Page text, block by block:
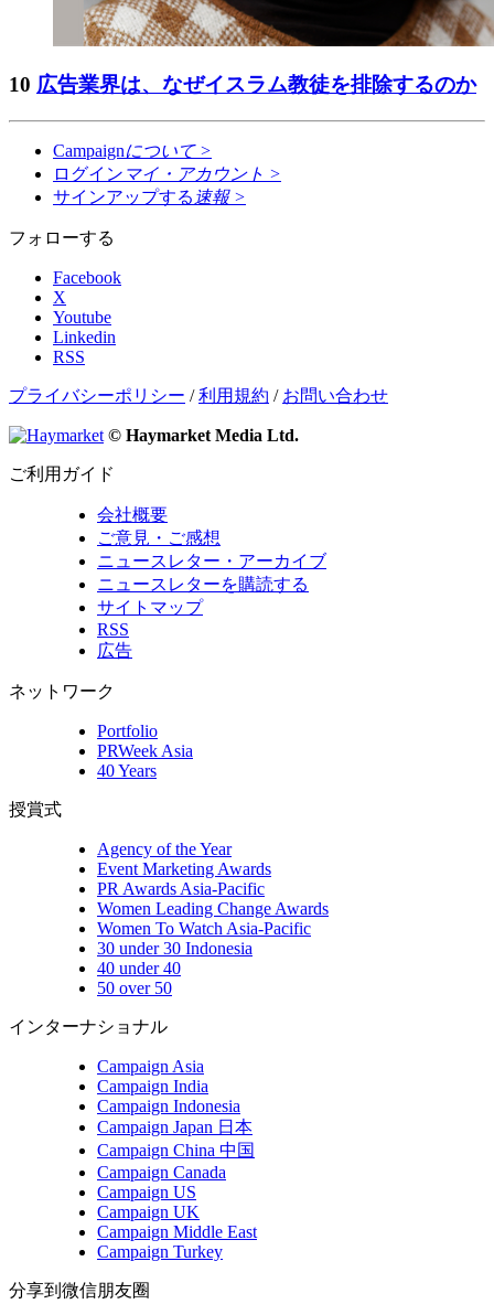
10 広告業界は、なぜイスラム教徒を排除するのか
Campaignについて >
ログイン マイ・アカウント >
サインアップする 速報 >
フォローする
Facebook
X
Youtube
Linkedin
RSS
プライバシーポリシー /利用規約 / お問い合わせ
© Haymarket Media Ltd.
ご利用ガイド
会社概要
ご意見・ご感想
ニュースレター・アーカイブ
ニュースレターを購読する
サイトマップ
RSS
広告
ネットワーク
Portfolio
PRWeek Asia
40 Years
授賞式
Agency of the Year
Event Marketing Awards
PR Awards Asia-Pacific
Women Leading Change Awards
Women To Watch Asia-Pacific
30 under 30 Indonesia
40 under 40
50 over 50
インターナショナル
Campaign Asia
Campaign India
Campaign Indonesia
Campaign Japan 日本
Campaign China 中国
Campaign Canada
Campaign US
Campaign UK
Campaign Middle East
Campaign Turkey
分享到微信朋友圈